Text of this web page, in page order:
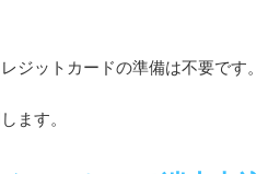
ジットカードの準備は不要です。
ます。